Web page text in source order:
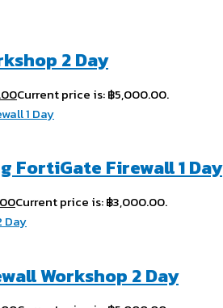
2 Day
Current price is: ฿5,000.00.
FortiGate Firewall 1 Day
Current price is: ฿3,000.00.
Workshop 2 Day